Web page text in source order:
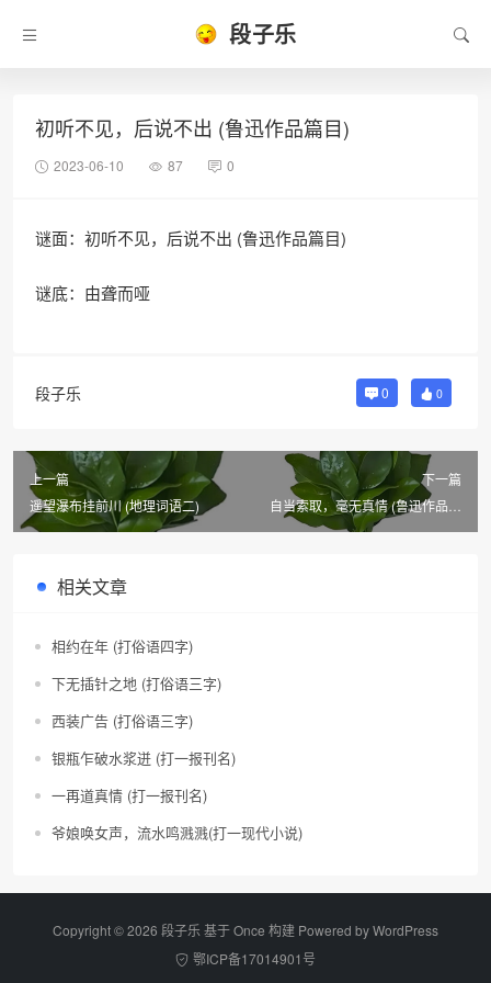
段子乐
初听不见，后说不出 (鲁迅作品篇目)
2023-06-10 87 0
谜面：初听不见，后说不出 (鲁迅作品篇目)
谜底：由聋而哑
段子乐 0 0
上一篇
遥望瀑布挂前川 (地理词语二)
下一篇
自当索取，毫无真情 (鲁迅作品篇
相关文章
相约在年 (打俗语四字)
下无插针之地 (打俗语三字)
西装广告 (打俗语三字)
银瓶乍破水浆迸 (打一报刊名)
一再道真情 (打一报刊名)
爷娘唤女声，流水鸣溅溅(打一现代小说)
Copyright © 2026 段子乐 基于 Once 构建 Powered byWordPress
鄂ICP备17014901号